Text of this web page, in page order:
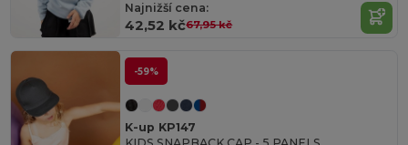
Najnižší cena:
42,52 kč67,95 kč
-59%
K-up KP147